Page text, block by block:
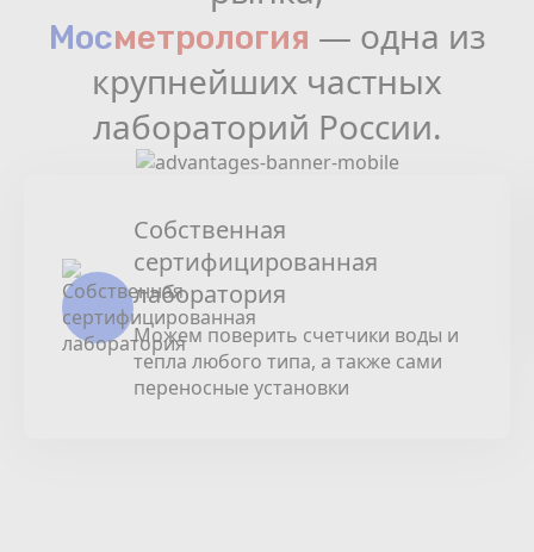
Мосмeтрология — одна из
крупнейших частных
лабораторий России.
Собственная
сертифицированная
лаборатория
Можем поверить счетчики воды и
тепла любого типа, а также сами
переносные установки